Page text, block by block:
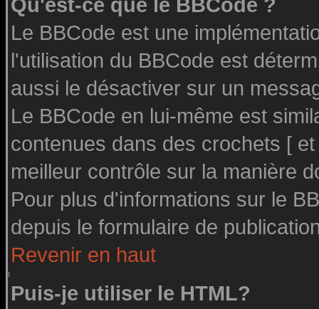
Qu'est-ce que le BBCode ?
Le BBCode est une
l'utilisation du BBCode est
aussi le désactiver sur un
Le BBCode en lui-même est
contenues dans des crochets [
meilleur contrôle sur la manière
Pour plus d'informations sur le
depuis le formulaire de
Revenir en haut
Puis-je utiliser le HTML?